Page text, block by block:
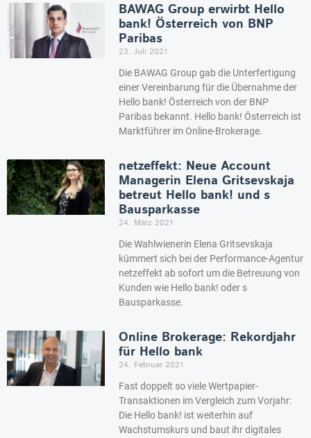
BAWAG Group erwirbt Hello
bank! Österreich von BNP
Paribas
23. Juli 2021
Die BAWAG Group gab die Unterfertigung
einer Vereinbarung für die Übernahme der
Hello bank! Österreich von der BNP
Paribas bekannt. Hello bank! Österreich ist
Marktführer im Online-Brokerage.
netzeffekt: Neue Account
Managerin Elena Gritsevskaja
betreut Hello bank! und s
Bausparkasse
24. März 2021
Die Wahlwienerin Elena Gritsevskaja
kümmert sich bei der Performance-Agentur
netzeffekt ab sofort um die Betreuung von
Kunden wie Hello bank! oder s
Bausparkasse.
Online Brokerage: Rekordjahr
für Hello bank
24. Februar 2021
Fast doppelt so viele Wertpapier-
Transaktionen im Vergleich zum Vorjahr:
Die Hello bank! ist weiterhin auf
Wachstumskurs und baut ihr digitales